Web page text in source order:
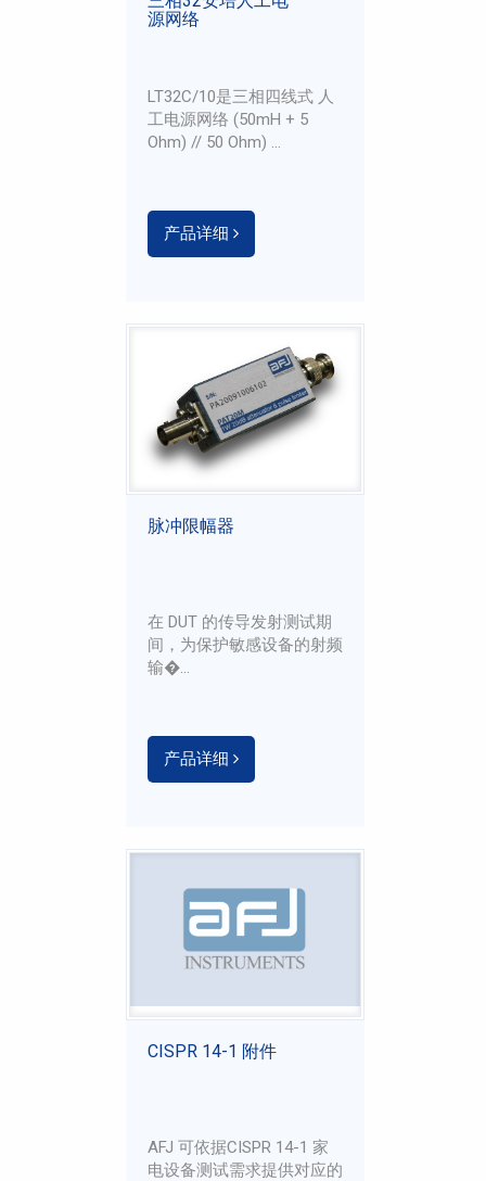
源网络
LT32C/10是三相四线式 人
工电源网络 (50mH + 5
Ohm) // 50 Ohm) ...
产品详细
脉冲限幅器
在 DUT 的传导发射测试期
间，为保护敏感设备的射频
输�...
产品详细
CISPR 14-1 附件
AFJ 可依据CISPR 14-1 家
电设备测试需求提供对应的